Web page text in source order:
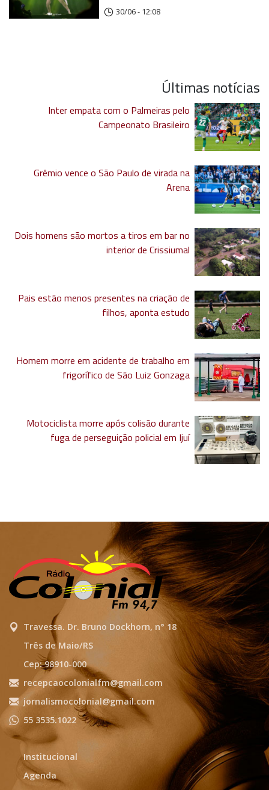
30/06 - 12:08
Últimas notícias
Inter empata com o Palmeiras pelo
Campeonato Brasileiro
Grêmio vence o São Paulo de virada na
Arena
Dois homens são mortos a tiros em bar no
interior de Crissiumal
Pais estão menos presentes na criação de
filhos, aponta estudo
Homem morre em acidente de trabalho em
frigorífico de São Luiz Gonzaga
Motociclista morre após colisão durante
fuga de perseguição policial em Ijuí
Travessa. Dr. Bruno Dockhorn, n° 18
Três de Maio/RS
Cep: 98910-000
recepcaocolonialfm@gmail.com
jornalismocolonial@gmail.com
55 3535.1022
Institucional
Agenda